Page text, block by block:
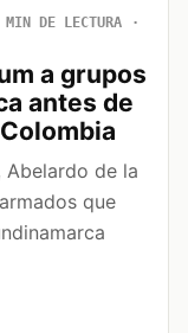
DE LECTURA
a grupos
antes de
de la
que